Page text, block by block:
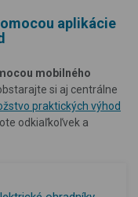
aplikácie
mobilného
si aj centrálne
praktických výhod
odkiaľkoľvek a